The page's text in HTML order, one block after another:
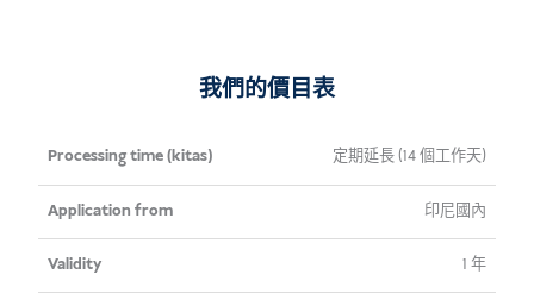
我們的價目表
處理時
間
(kitas)
申
請
自
有
效
性
價
格
定期延長 (14 個工作天)
印尼國內
1 年